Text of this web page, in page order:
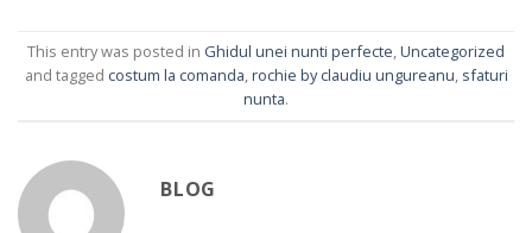
This entry was posted in Ghidul unei nunti perfecte,Uncategorized
and tagged costum la comanda,rochie by claudiu ungureanu, sfaturi
nunta.
BLOG